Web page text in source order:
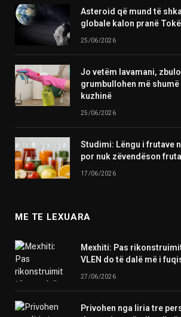
Asteroid që mund të
globale kalon pranë
25/06/2026
Jo vetëm lavamani,
grumbullohen më shumë
kuzhinë
25/06/2026
Studimi: Lëngu i frutave
por nuk zëvendëson
17/06/2026
ME TE LEXUARA
Mexhiti: Pas
VLEN do të dalë më i
27/06/2026
Privohen nga liria tre